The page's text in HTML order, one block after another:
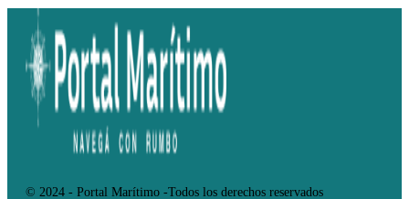
© 2024 - Portal Marítimo -Todos los derechos reservados